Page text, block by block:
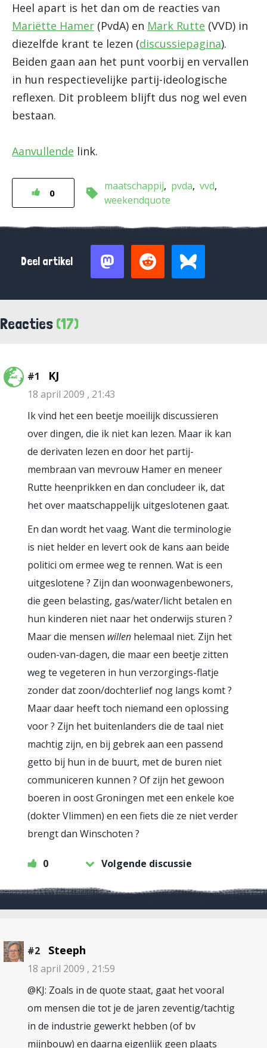
Heel apart is het dan om de reacties van
Mariëtte Hamer (PvdA) en Mark Rutte (VVD) in
diezelfde krant te lezen (discussiepagina).
Beiden gaan aan het punt voorbij en vervallen
in hun respectievelijke partij-ideologische
reflexen. Dit probleem blijft dus nog wel even
bestaan.
Aanvullende link.
0
maatschappij pvda vvd
weekendquote
Deel artikel
Reacties (17)
#1 KJ
18 april 2009 , 21:43
Ik vind het een beetje moeilijk discussieren
over dingen, die ik niet kan lezen. Maar ik kan
de derivaten lezen en door het partij-
membraan van mevrouw Hamer en meneer
Rutte heenprikken en dan concludeer ik, dat
het over maatschappelijk uitgeslotenen gaat.
En dan wordt het vaag. Want die terminologie
is niet helder en levert ook de kans aan beide
politici om ermee weg te rennen. Wat is een
uitgeslotene ? Zijn dan woonwagenbewoners,
die geen belasting, gas/water/licht betalen en
hun kinderen niet naar het onderwijs sturen ?
Maar die mensen willen helemaal niet. Zijn het
ouden-van-dagen, die maar een beetje zitten
weg te vegeteren in hun verzorgings-flatje
zonder dat zoon/dochterlief nog langs komt ?
Maar daar heeft toch niemand een oplossing
voor ? Zijn het buitenlanders die de taal niet
machtig zijn, en bij gebrek aan een passend
getto bij hun in de buurt, met de buren niet
communiceren kunnen ? Of zijn het gewoon
boeren in oost Groningen met een enkele koe
(dokter Vlimmen) en een fiets die ze niet verder
brengt dan Winschoten ?
0 Volgende discussie
#2 Steeph
18 april 2009 , 21:59
@KJ: Zoals in de quote staat, gaat het vooral
om mensen die tot je de jaren zeventig/tachtig
in de industrie gewerkt hebben (of bv
mijnbouw) en daarna eigenlijk geen plaats